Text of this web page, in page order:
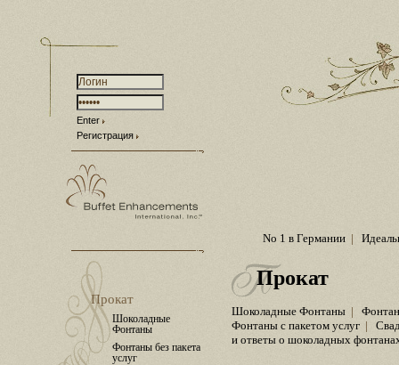
Enter
Регистрация
Прокат
Шоколадные
Фонтаны
Фонтаны без пакета
услуг
No 1 в Германии |
Прокат
Шоколадные Фонтаны |
Фонтаны с пакетом услуг |
и ответы о шоколадных